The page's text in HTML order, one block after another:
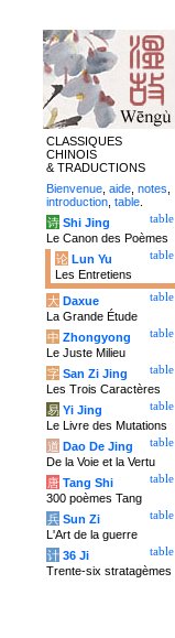
CLASSIQUES
CHINOIS
& TRADUCTIONS
Bienvenue aide notes
introduction table
table
诗 Shi Jing
Le Canon des Poèmes
table
论 Lun Yu
Les Entretiens
table
大 Daxue
La Grande Étude
table
中 Zhongyong
Le Juste Milieu
table
字 San Zi Jing
Les Trois Caractères
table
易 Yi Jing
Le Livre des Mutations
table
道 Dao De Jing
De la Voie et la Vertu
table
唐 Tang Shi
300 poèmes Tang
table
兵 Sun Zi
L'Art de la guerre
table
计 36 Ji
Trente-six stratagèmes